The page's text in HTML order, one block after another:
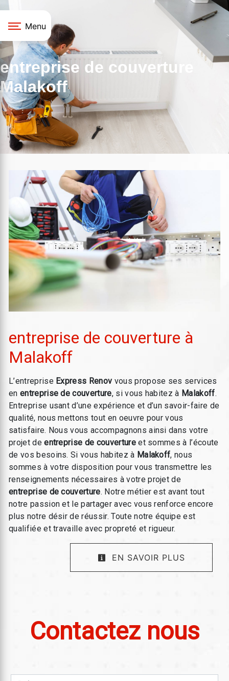
Menu
entreprise de couverture
Malakoff
entreprise de couverture à
Malakoff
L’entreprise Express Renov vous propose ses services
en entreprise de couverture, si vous habitez à Malakoff.
Entreprise usant d’une expérience et d’un savoir-faire de
qualité, nous mettons tout en oeuvre pour vous
satisfaire. Nous vous accompagnons ainsi dans votre
projet deentreprise de couvertureet sommes à l’écoute
de vos besoins. Si vous habitez à Malakoff, nous
sommes à votre disposition pour vous transmettre les
renseignements nécessaires à votre projet de
entreprise de couverture. Notre métier est avant tout
notre passion et le partager avec vous renforce encore
plus notre désir de réussir. Toute notre équipe est
qualifiée et travaille avec propreté et rigueur.
EN SAVOIR PLUS
Contactez nous
Panneau de gestion des cookies